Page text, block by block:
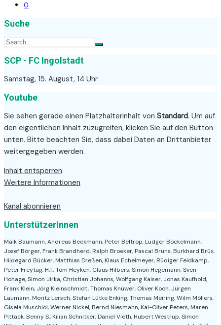
0
Suche
SCP - FC Ingolstadt
Samstag, 15. August, 14 Uhr
Youtube
Sie sehen gerade einen Platzhalterinhalt von Standard. Um auf
den eigentlichen Inhalt zuzugreifen, klicken Sie auf den Button
unten. Bitte beachten Sie, dass dabei Daten an Drittanbieter
weitergegeben werden.
Inhalt entsperren
Weitere Informationen
Kanal abonnieren
UnterstützerInnen
Maik Baumann, Andreas Beckmann, Peter Beltrop, Ludger Böckelmann,
Josef Börger, Frank Brandherd, Ralph Broeker, Pascal Bruns, Burkhard Brüx,
Hildegard Bücker, Matthias Dreßen, Klaus Echelmeyer, Rüdiger Feldkamp,
Peter Freytag, H.T., Tom Heyken, Claus Hilbers, Simon Hegemann, Sven
Hohage, Simon Jirka, Christian Johanns, Wolfgang Kaiser, Jonas Kaufhold,
Frank Klein, Jörg Kleinschmidt, Thomas Knüwer, Oliver Koch, Jürgen
Laumann, Moritz Lersch, Stefan Lütke Enking, Thomas Meiring, Wilm Möllers,
Gisela Muschiol, Werner Nickel, Bernd Niesmann, Kai-Oliver Peters, Maren
Pittack, Benny S., Kilian Schnitker, Daniel Vieth, Hubert Westrup, Simon